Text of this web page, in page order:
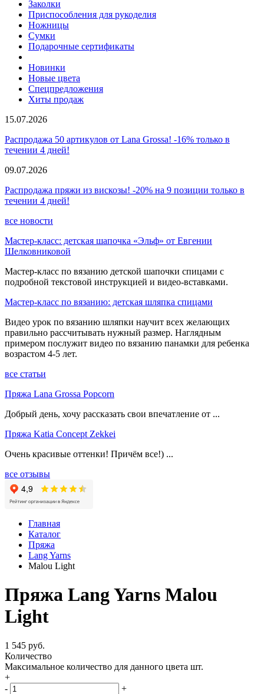
Заколки
Приспособления для рукоделия
Ножницы
Сумки
Подарочные сертификаты
Новинки
Новые цвета
Спецпредложения
Хиты продаж
15.07.2026
Распродажа 50 артикулов от Lana Grossa! -16% только в
течении 4 дней!
09.07.2026
Распродажа пряжи из вискозы! -20% на 9 позиции только в
течении 4 дней!
все новости
Мастер-класс: детская шапочка «Эльф» от Евгении
Шелковниковой
Мастер-класс по вязанию детской шапочки спицами с
подробной текстовой инструкцией и видео-вставками.
Мастер-класс по вязанию: детская шляпка спицами
Видео урок по вязанию шляпки научит всех желающих
правильно рассчитывать нужный размер. Наглядным
примером послужит видео по вязанию панамки для ребенка
возрастом 4-5 лет.
все статьи
Пряжа Lana Grossa Popcorn
Добрый день, хочу рассказать свои впечатление от ...
Пряжа Katia Concept Zekkei
Очень красивые оттенки! Причём все!) ...
все отзывы
Главная
Каталог
Пряжа
Lang Yarns
Malou Light
Пряжа Lang Yarns Malou
Light
1 545 руб.
Количество
Максимальное количество для данного цвета шт.
+
-
+